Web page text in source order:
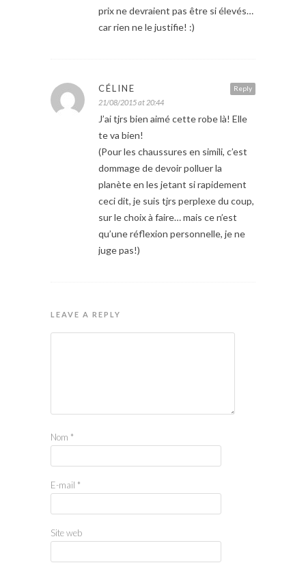
prix ne devraient pas être si élevés…
car rien ne le justifie! :)
Reply
CÉLINE
21/08/2015 at 20:44
J’ai tjrs bien aimé cette robe là! Elle
te va bien!
(Pour les chaussures en simili, c’est
dommage de devoir polluer la
planète en les jetant si rapidement
ceci dit, je suis tjrs perplexe du coup,
sur le choix à faire… mais ce n’est
qu’une réflexion personnelle, je ne
juge pas!)
LEAVE A REPLY
Nom *
E-mail *
Site web